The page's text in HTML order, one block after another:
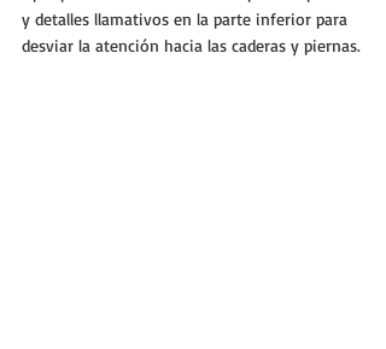
y detalles llamativos en la parte inferior para
desviar la atención hacia las caderas y piernas.